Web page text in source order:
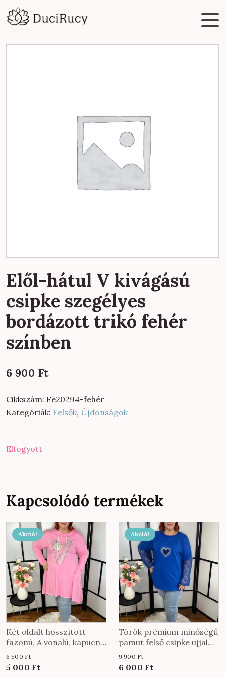
Elől-hátul V kivágású
csipke szegélyes
bordázott trikó fehér
színben
6 900 Ft
Cikkszám: Fe20294-fehér
Kategóriák: Felsők, Újdonságok
Elfogyott
Kapcsolódó termékek
Akció!
Két oldalt hosszított
fazonú, A vonalú, kapucnis
tunika köves díszítéssel
puncs színben
6 500Ft
Original
5 000 FtCurrent
Akció!
Török prémium minőségű
pamut felső csipke ujjal
királykék színben
9 900Ft
Original
6 000 FtCurrent